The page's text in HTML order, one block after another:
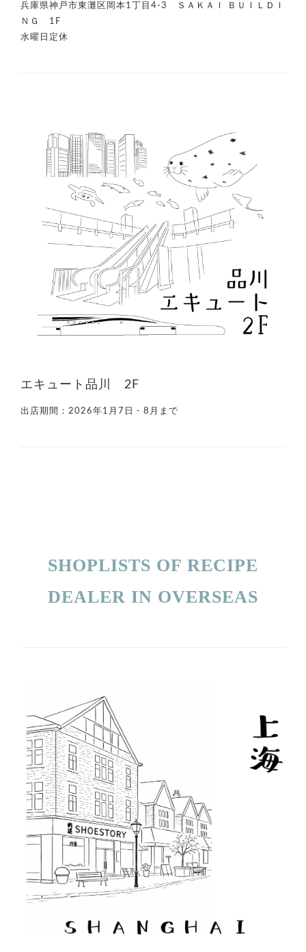
兵庫県神戸市東灘区岡本1丁目4-3 ＳＡＫＡＩ ＢＵＩＬＤＩ
ＮＧ 1F
水曜日定休
エキュート品川 2F
出店期間： 2026年1月7日 - 8月まで
SHOPLISTS OF RECIPE
DEALER IN OVERSEAS